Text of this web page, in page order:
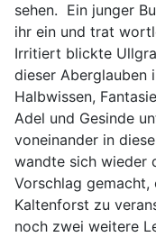
sehen. Ein junger
ihr ein und trat
Irritiert blickte
dieser Aberglauben
Halbwissen,
Adel und Gesinde
voneinander in
wandte sich wieder
Vorschlag gemacht,
Kaltenforst zu
noch zwei weitere